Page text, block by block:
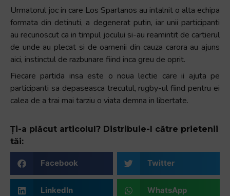
Urmatorul joc in care Los Spartanos au intalnit o alta echipa
formata din detinuti, a degenerat putin, iar unii participanti
au recunoscut ca in timpul jocului si-au reamintit de cartierul
de unde au plecat si de oamenii din cauza carora au ajuns
aici, instinctul de razbunare fiind inca greu de oprit.
Fiecare partida insa este o noua lectie care ii ajuta pe
participanti sa depaseasca trecutul, rugby-ul fiind pentru ei
calea de a trai mai tarziu o viata demna in libertate.
Ți-a plăcut articolul? Distribuie-l către prietenii
tăi:
Facebook Twitter
LinkedIn WhatsApp